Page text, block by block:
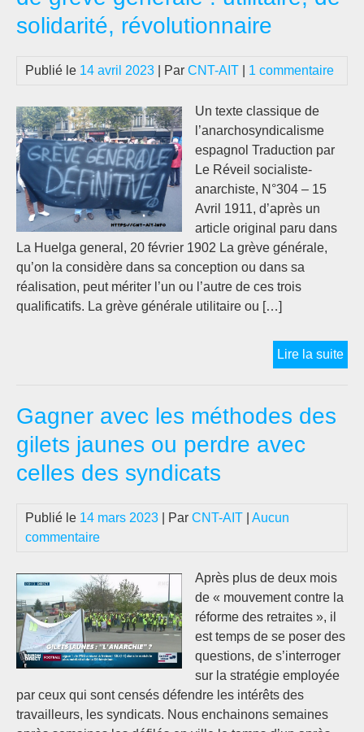
solidarité, révolutionnaire
Publié le 14 avril 2023 | Par CNT-AIT 1 commentaire
Un texte classique de
l’anarchosyndicalisme
espagnol Traduction par
Le Réveil socialiste-
anarchiste, N°304 – 15
Avril 1911, d’après un
article original paru dans
La Huelga general, 20 février 1902 La grève générale,
qu’on la considère dans sa conception ou dans sa
réalisation, peut mériter l’un ou l’autre de ces trois
qualificatifs. La grève générale utilitaire ou […]
Lire la suite
Gagner avec les méthodes des
gilets jaunes ou perdre avec
celles des syndicats
Publié le 14 mars 2023 | Par CNT-AIT
Aucun
commentaire
Après plus de deux mois
de « mouvement contre la
réforme des retraites », il
est temps de se poser des
questions, de s’interroger
sur la stratégie employée
par ceux qui sont censés défendre les intérêts des
travailleurs, les syndicats. Nous enchainons semaines